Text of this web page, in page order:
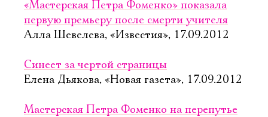
«Мастерская Петра Фоменко» показала
первую премьеру после смерти учителя
Алла Шевелева, «Известия», 17.09.2012
Синеет за чертой страницы
Елена Дьякова, «Новая газета», 17.09.2012
Мастерская Петра Фоменко на перепутье